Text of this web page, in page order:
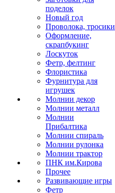
поделок
Новый год
Проволока, тросики
Оформление,
скрапбукинг
Лоскуток
Фетр, фелтинг
Флористика
Фурнитура для
игрушек
Молнии декор
Молнии металл
Молнии
Прибалтика
Молнии спираль
Молнии рулонка
Молнии трактор
ПНК им.Кирова
Прочее
Развивающие игры
Фетр